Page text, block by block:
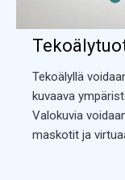
Tekoälyllä
kuvaava
Valokuvia
maskotit ja